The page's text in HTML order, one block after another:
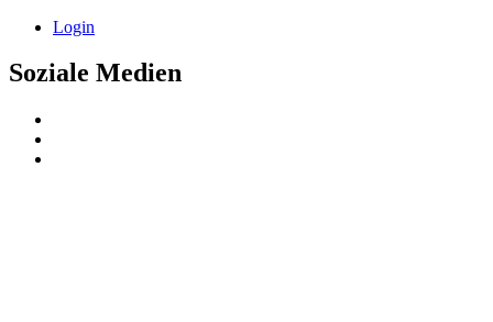
Login
Soziale Medien